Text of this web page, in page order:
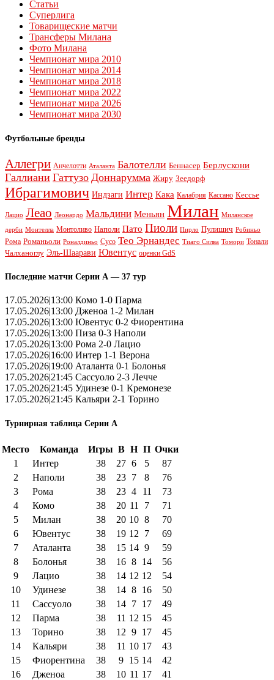
Статьи
Суперлига
Товарищеские матчи
Трансферы Милана
Фото Милана
Чемпионат мира 2010
Чемпионат мира 2014
Чемпионат мира 2018
Чемпионат мира 2022
Чемпионат мира 2026
Чемпионат мира 2030
Футбольные бренды
Аллегри Анчелотти Аталанта Балотелли Беннасер Берлускони
Галлиани Гаттузо Доннарумма Жиру Зеедорф
Ибрагимович Индзаги Интер Кака Калабрия Кассано Кессье
Лацио Леао Леонардо Мальдини Меньян Милан Миланское
дерби Монтелла Монтоливо Наполи Пато Пиоли Пирло Пулишич Робиньо
Рома Романьоли Роналдиньо Сусо Тео Эрнандес Тиаго Силва Томори Тонали
Чалханоглу Эль-Шаарави Ювентус оценки GdS
Последние матчи Серии А — 37 тур
17.05.2026|13:00 Комо 1-0 Парма
17.05.2026|13:00 Дженоа 1-2 Милан
17.05.2026|13:00 Ювентус 0-2 Фиорентина
17.05.2026|13:00 Пиза 0-3 Наполи
17.05.2026|13:00 Рома 2-0 Лацио
17.05.2026|16:00 Интер 1-1 Верона
17.05.2026|19:00 Аталанта 0-1 Болонья
17.05.2026|21:45 Сассуоло 2-3 Лечче
17.05.2026|21:45 Удинезе 0-1 Кремонезе
17.05.2026|21:45 Кальяри 2-1 Торино
Турнирная таблица Серии А
Место Команда Игры В Н П Очки
1
Интер 38 27 6 5
87
2
Наполи 38 23 7 8
76
3
Рома 38 23 4 11
73
4
Комо 38 20 11 7
71
5
Милан 38 20 10 8
70
6
Ювентус 38 19 12 7
69
7
Аталанта 38 15 14 9
59
8
Болонья 38 16 8 14
56
9
Лацио 38 14 12 12
54
10
Удинезе 38 14 8 16
50
11
Сассуоло 38 14 7 17
49
12
Парма 38 11 12 15
45
13
Торино 38 12 9 17
45
14
Кальяри 38 11 10 17
43
15
Фиорентина 38 9 15 14
42
16
Дженоа 38 10 11 17
41